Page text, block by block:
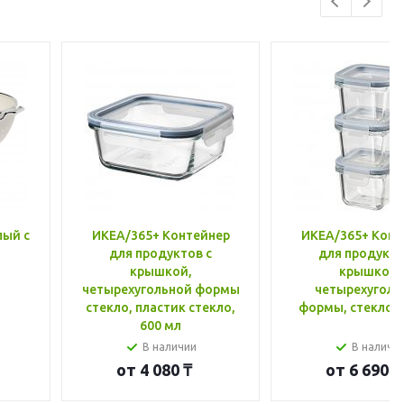
с
ИКЕА/365+ Контейнер
для продуктов с
крышкой,
четырехугольной формы
стекло, пластик стекло,
600 мл
В наличии
от 4 080 ₸
ИКЕА/365+
для
крышкой,
формы, стекло,
В
от 6 690 ₸